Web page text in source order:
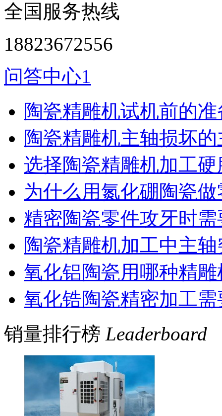
全国服务热线
18823672556
问答中心1
陶瓷精雕机试机前的
陶瓷精雕机主轴损坏
选择陶瓷精雕机加工
为什么用氮化硼陶瓷
精密陶瓷零件攻牙时
陶瓷精雕机加工中主
氧化铝陶瓷用哪种精
氧化锆陶瓷精密加工
销量排行榜 Leaderboard